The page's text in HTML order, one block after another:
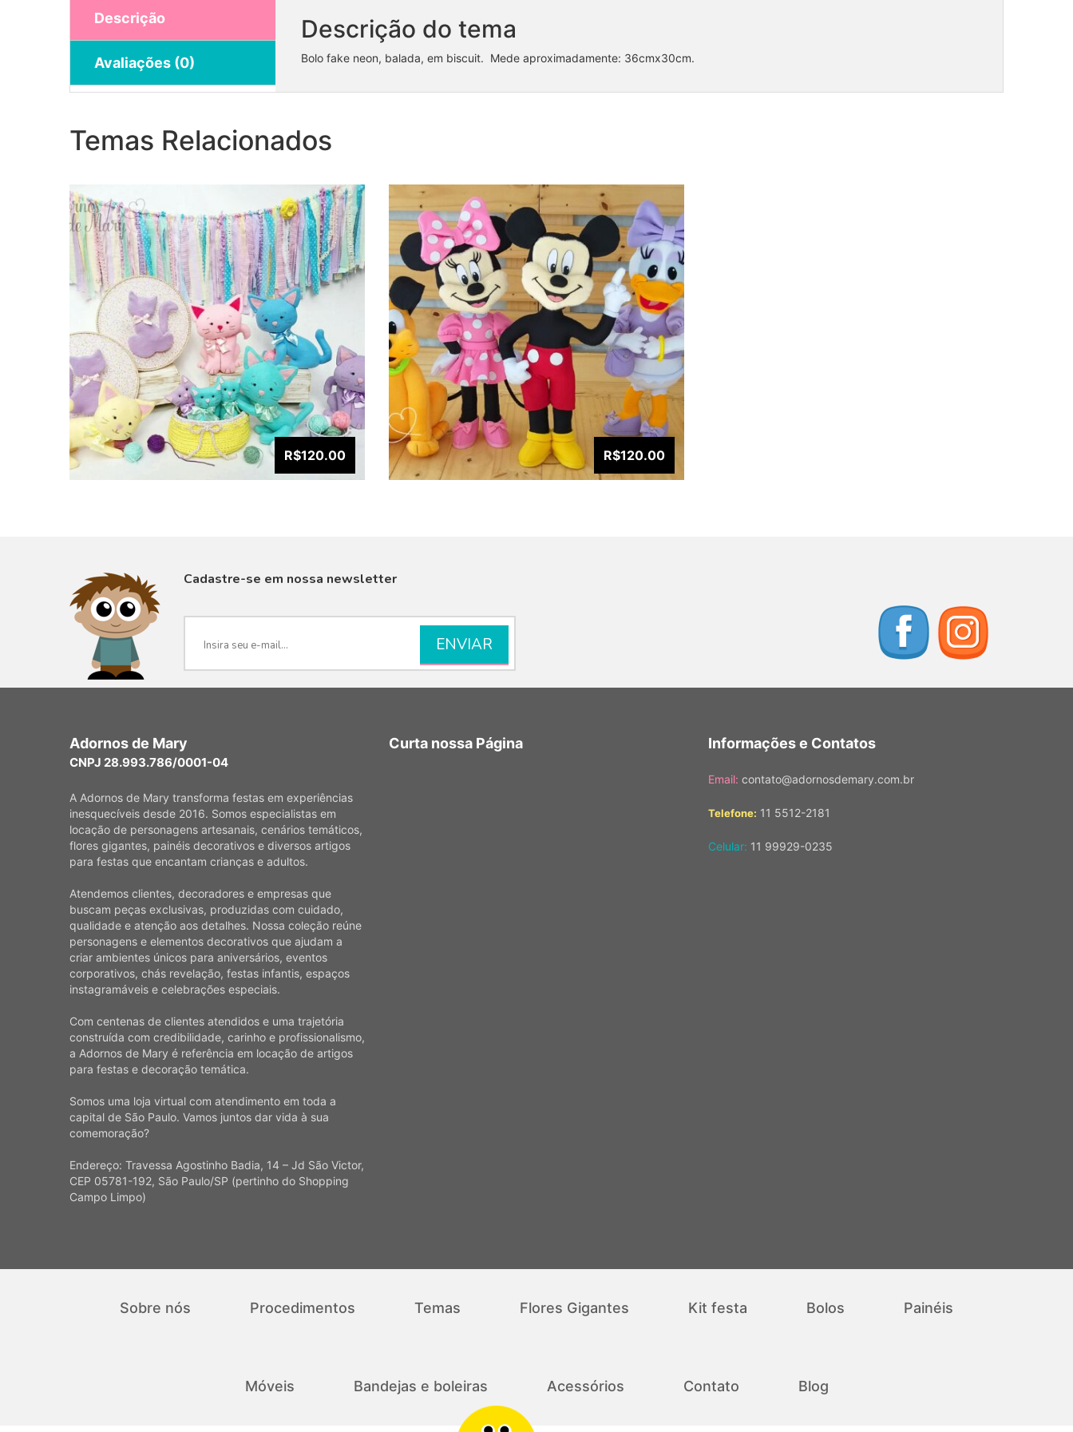
Descrição
Avaliações (0)
Descrição do tema
Bolo fake neon, balada, em biscuit. Mede aproximadamente: 36cmx30cm.
Temas Relacionados
R$120.00
VISUALIZAR
R$120.00
VISUALIZAR
Cadastre-se em nossa newsletter
Adornos de Mary
CNPJ 28.993.786/0001-04
A Adornos de Mary transforma festas em experiências
inesquecíveis desde 2016. Somos especialistas em
locação de personagens artesanais, cenários temáticos,
flores gigantes, painéis decorativos e diversos artigos
para festas que encantam crianças e adultos.
Atendemos clientes, decoradores e empresas que
buscam peças exclusivas, produzidas com cuidado,
qualidade e atenção aos detalhes. Nossa coleção reúne
personagens e elementos decorativos que ajudam a
criar ambientes únicos para aniversários, eventos
corporativos, chás revelação, festas infantis, espaços
instagramáveis e celebrações especiais.
Com centenas de clientes atendidos e uma trajetória
construída com credibilidade, carinho e profissionalismo,
a Adornos de Mary é referência em locação de artigos
para festas e decoração temática.
Somos uma loja virtual com atendimento em toda a
capital de São Paulo. Vamos juntos dar vida à sua
comemoração?
Endereço: Travessa Agostinho Badia, 14 – Jd São Victor,
CEP 05781-192, São Paulo/SP (pertinho do Shopping
Campo Limpo)
Curta nossa Página Informações e Contatos
Email: contato@adornosdemary.com.br
Telefone: 11 5512-2181
Celular: 11 99929-0235
Sobre nós Procedimentos Temas Flores Gigantes Kit festa Bolos Painéis
Móveis Bandejas e boleiras Acessórios Contato Blog